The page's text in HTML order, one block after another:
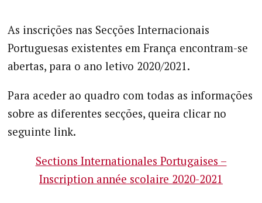
As inscrições nas Secções Internacionais
Portuguesas existentes em França encontram-se
abertas, para o ano letivo 2020/2021.
Para aceder ao quadro com todas as informações
sobre as diferentes secções, queira clicar no
seguinte link.
Sections Internationales Portugaises –
Inscription année scolaire 2020-2021